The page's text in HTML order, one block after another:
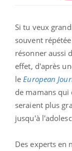
Si tu veux
souvent
résonner aussi
effet, d'après
le European
de mamans
seraient plus
jusqu'à
Des experts en